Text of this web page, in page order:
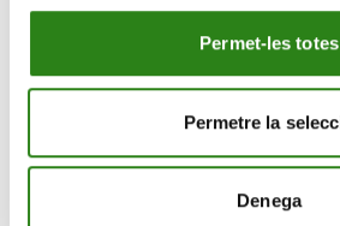
Permet-les totes
Permetre la
Denega
l’Automòbil a Encamp, el 9 d’agost,
presentaran cançons interpretades
amb l’objectiu de recuperar cançons